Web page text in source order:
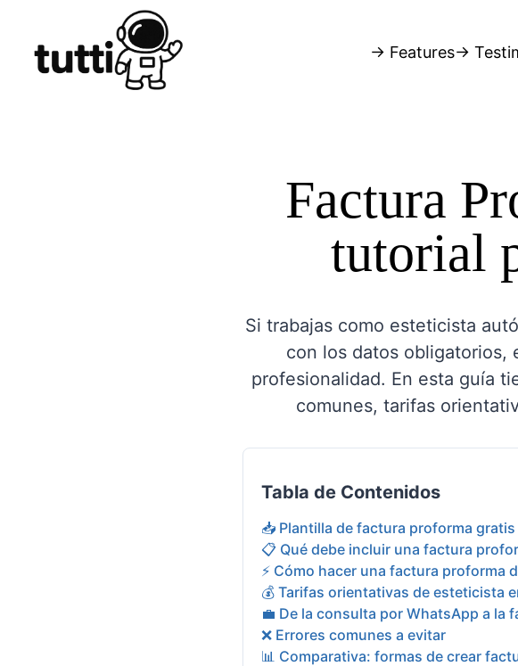
→ Features→
Factura
tutorial
Si trabajas como esteticista
con los datos obligatorios,
profesionalidad. En esta guía
comunes, tarifas
Tabla de Contenidos
📥 Plantilla de factura proforma gratis
📋 Qué debe incluir una factura
⚡ Cómo hacer una factura proforma
💰 Tarifas orientativas de esteticista
💼 De la consulta por WhatsApp a la
❌ Errores comunes a evitar
📊 Comparativa: formas de crear